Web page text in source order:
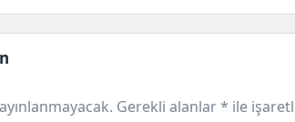
Gerekli alanlar* ile